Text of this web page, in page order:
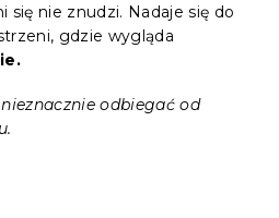
się nie znudzi. Nadaje się do
gdzie wygląda
odbiegać od